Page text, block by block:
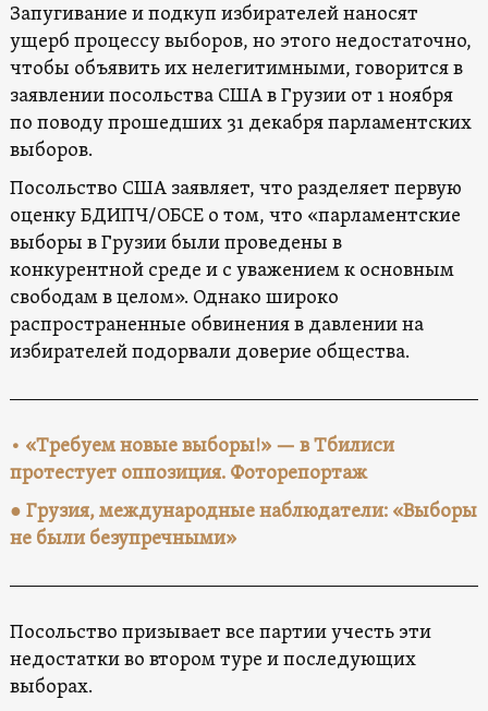
Запугивание и подкуп избирателей наносят
ущерб процессу выборов, но этого недостаточно,
чтобы объявить их нелегитимными, говорится в
заявлении посольства США в Грузии от 1 ноября
по поводу прошедших 31 декабря парламентских
выборов.
Посольство США заявляет, что разделяет первую
оценку БДИПЧ/ОБСЕ о том, что «парламентские
выборы в Грузии были проведены в
конкурентной среде и с уважением к основным
свободам в целом». Однако широко
распространенные обвинения в давлении на
избирателей подорвали доверие общества.
• «Требуем новые выборы!» — в Тбилиси
протестует оппозиция. Фоторепортаж
● Грузия, международные наблюдатели: «Выборы
не были безупречными»
Посольство призывает все партии учесть эти
недостатки во втором туре и последующих
выборах.